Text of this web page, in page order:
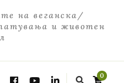
на веганска/
и животен
0